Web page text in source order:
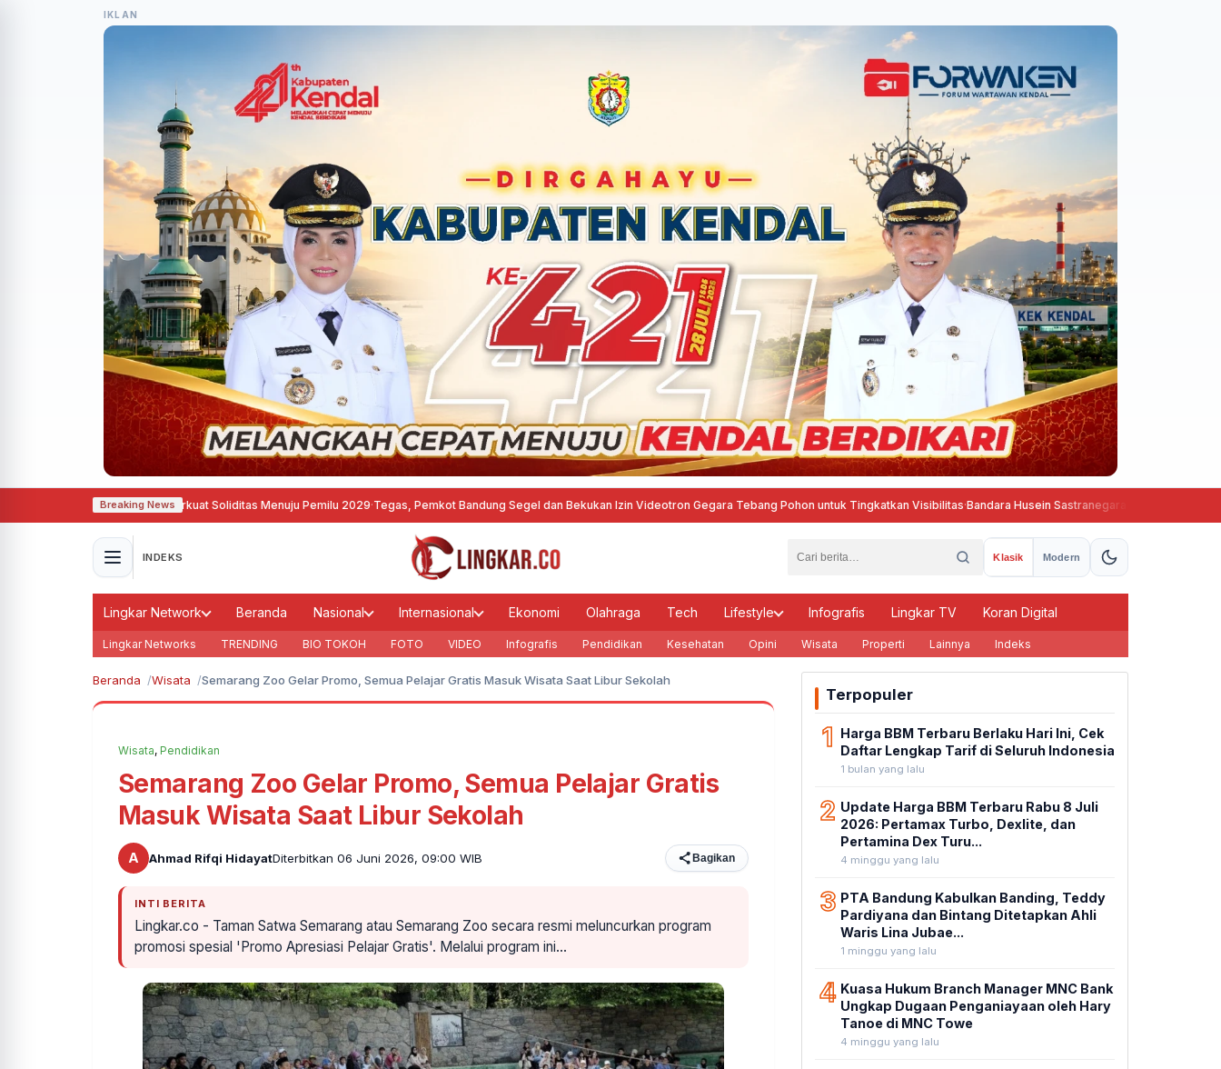
IKLAN
Breaking News
Semarang Perkuat Soliditas Menuju Pemilu 2029· Tegas, Pemkot Bandung Segel dan Bekukan Izin Videotron Gegara Tebang Pohon untuk Tingkatkan Visibilitas·Bandara Husein Sastranegara Kembali Beroperasi, Wings
INDEKS Klasik Modern
Lingkar Network Beranda Nasional Internasional Ekonomi Olahraga Tech Lifestyle Infografis Lingkar TV Koran Digital
Lingkar Networks TRENDING BIO TOKOH FOTO VIDEO Infografis Pendidikan Kesehatan Opini Wisata Properti Lainnya Indeks
Beranda Wisata Semarang Zoo Gelar Promo, Semua Pelajar Gratis Masuk Wisata Saat Libur Sekolah
Wisata, Pendidikan
Semarang Zoo Gelar Promo, Semua Pelajar Gratis
Masuk Wisata Saat Libur Sekolah
A Ahmad Rifqi HidayatDiterbitkan 06 Juni 2026, 09:00 WIB Bagikan
INTI BERITA
Lingkar.co - Taman Satwa Semarang atau Semarang Zoo secara resmi meluncurkan program
promosi spesial 'Promo Apresiasi Pelajar Gratis'. Melalui program ini…
Terpopuler
1 Harga BBM Terbaru Berlaku Hari Ini, Cek
Daftar Lengkap Tarif di Seluruh Indonesia
1 bulan yang lalu
2 Update Harga BBM Terbaru Rabu 8 Juli
2026: Pertamax Turbo, Dexlite, dan
Pertamina Dex Turu...
4 minggu yang lalu
3 PTA Bandung Kabulkan Banding, Teddy
Pardiyana dan Bintang Ditetapkan Ahli
Waris Lina Jubae...
1 minggu yang lalu
4 Kuasa Hukum Branch Manager MNC Bank
Ungkap Dugaan Penganiayaan oleh Hary
Tanoe di MNC Towe
4 minggu yang lalu